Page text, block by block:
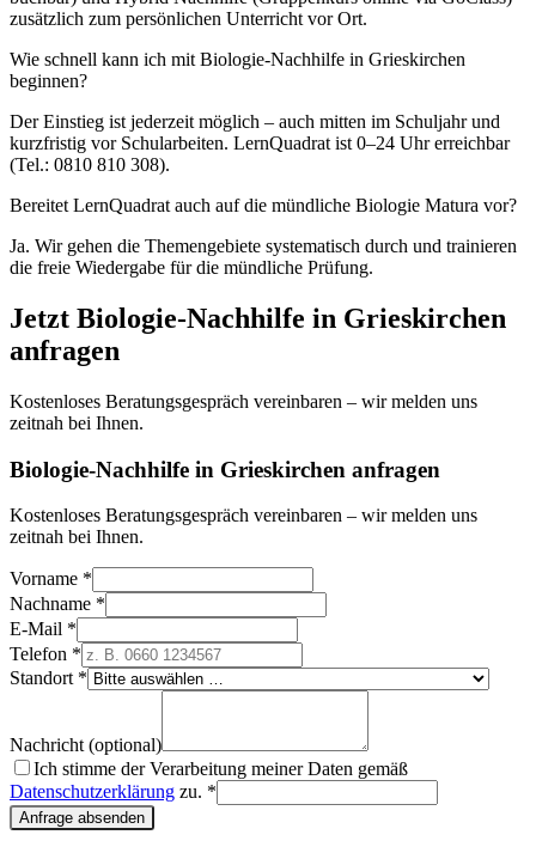
zusätzlich zum persönlichen Unterricht vor Ort.
Wie schnell kann ich mit Biologie-Nachhilfe in Grieskirchen
beginnen?
Der Einstieg ist jederzeit möglich – auch mitten im Schuljahr und
kurzfristig vor Schularbeiten. LernQuadrat ist 0–24 Uhr erreichbar
(Tel.: 0810 810 308).
Bereitet LernQuadrat auch auf die mündliche Biologie Matura vor?
Ja. Wir gehen die Themengebiete systematisch durch und trainieren
die freie Wiedergabe für die mündliche Prüfung.
Jetzt Biologie-Nachhilfe in Grieskirchen
anfragen
Kostenloses Beratungsgespräch vereinbaren – wir melden uns
zeitnah bei Ihnen.
Biologie-Nachhilfe in Grieskirchen anfragen
Kostenloses Beratungsgespräch vereinbaren – wir melden uns
zeitnah bei Ihnen.
Vorname *
Nachname *
E-Mail *
Telefon *
Standort *
Nachricht (optional)
Ich stimme der Verarbeitung meiner Daten gemäß
Datenschutzerklärung zu. *
Anfrage absenden